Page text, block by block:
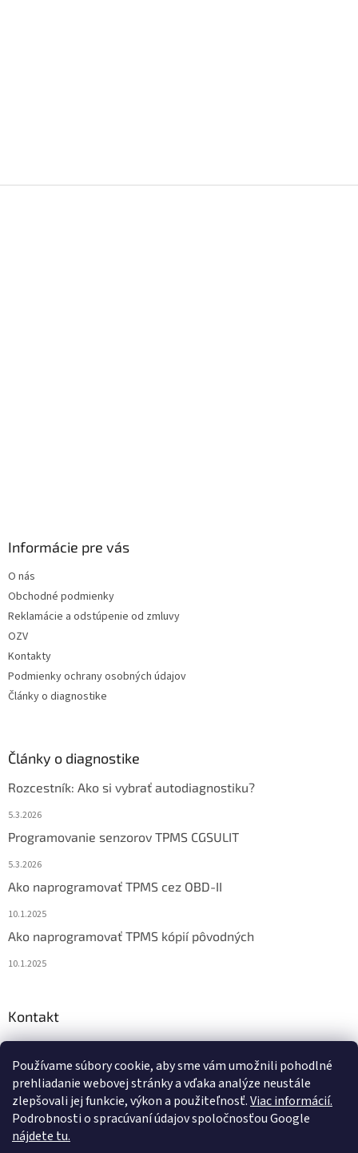
Používame súbory cookie, aby sme vám umožnili pohodlné
prehliadanie webovej stránky a vďaka analýze neustále
zlepšovali jej funkcie, výkon a použiteľnosť.Viac informácií.
Podrobnosti o spracúvaní údajov spoločnosťou Google
nájdete tu.
Informácie pre vás
O nás
Obchodné podmienky
Reklamácie a odstúpenie od zmluvy
OZV
Kontakty
Podmienky ochrany osobných údajov
Články o diagnostike
Články o diagnostike
Rozcestník: Ako si vybrať autodiagnostiku?
5.3.2026
Programovanie senzorov TPMS CGSULIT
5.3.2026
Ako naprogramovať TPMS cez OBD-II
10.1.2025
Ako naprogramovať TPMS kópií pôvodných
10.1.2025
Kontakt
+421 915 478 199